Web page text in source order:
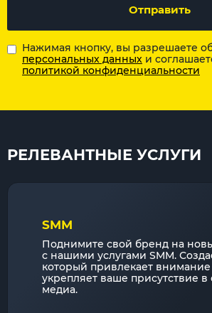
Отправить
Нажимая кнопку, вы разрешаете
персональных данных и
политикой конфиденциальности
РЕЛЕВАНТНЫЕ УСЛУГИ
SMM
Поднимите свой бренд на
с нашими услугами SMM.
который привлекает
укрепляет ваше присутствие
медиа.